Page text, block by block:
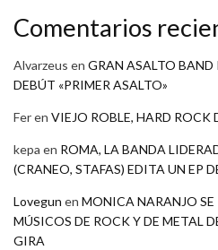
Comentarios
Alvarzeus en GRAN ASALTO BAND
DEBÚT «PRIMER ASALTO»
Feren VIEJO ROBLE, HARD ROCK
kepa en ROMA, LA BANDA
(CRANEO, STAFAS) EDITA UN EP
Lovegun en MONICA NARANJO SE
MÚSICOS DE ROCK Y DE METAL
GIRA